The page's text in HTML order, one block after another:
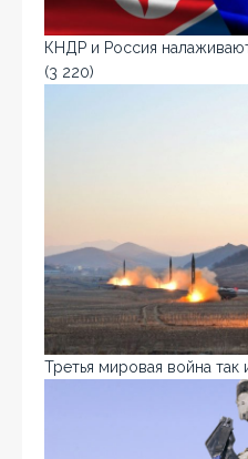
КНДР и Россия
(3 220)
Третья мировая война так